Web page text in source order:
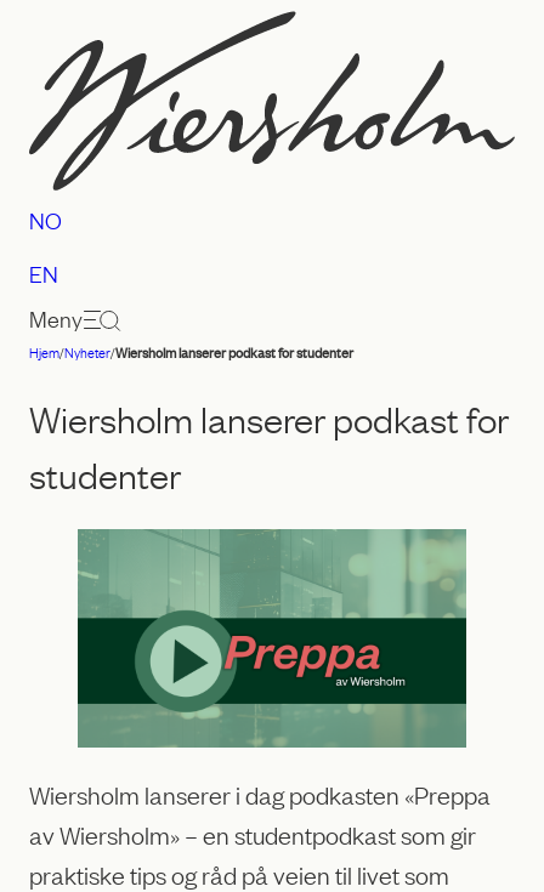
innhold
Advokatfirmaet
Wiersholm
NO
EN
Meny
Hjem/Nyheter/Wiersholm lanserer podkast for studenter
Wiersholm lanserer podkast for
studenter
Wiersholm lanserer i dag podkasten «Preppa
av Wiersholm» – en studentpodkast som gir
praktiske tips og råd på veien til livet som